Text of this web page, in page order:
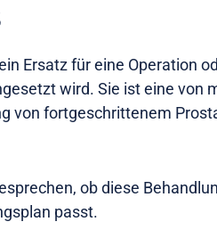
Ersatz für eine Operation
wird. Sie ist eine von
von fortgeschrittenem
ob diese
passt.